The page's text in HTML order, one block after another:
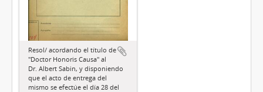
Resol/ acordando el título de
"Doctor Honoris Causa" al
Dr. Albert Sabin, y disponiendo
que el acto de entrega del
mismo se efectúe el día 28 del